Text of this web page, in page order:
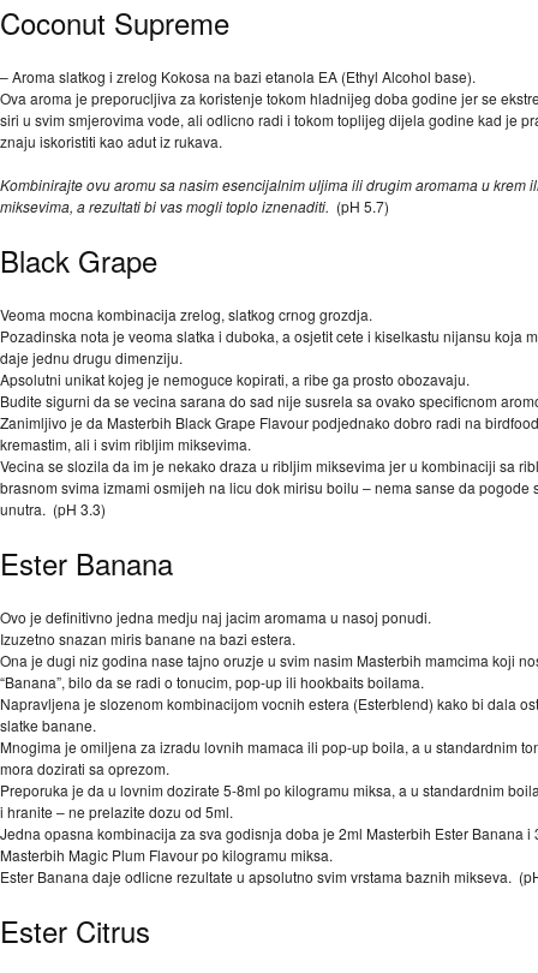
Coconut Supreme
– Aroma slatkog i zrelog Kokosa na bazi etanola EA (Ethyl Alcohol base).
Ova aroma je preporucljiva za koristenje tokom hladnijeg doba godine jer se
siri u svim smjerovima vode, ali odlicno radi i tokom toplijeg dijela godine kad je
znaju iskoristiti kao adut iz rukava.
Kombinirajte ovu aromu sa nasim esencijalnim uljima ili drugim aromama u krem
miksevima, a rezultati bi vas mogli toplo iznenaditi. (pH 5.7)
Black Grape
Veoma mocna kombinacija zrelog, slatkog crnog grozdja.
Pozadinska nota je veoma slatka i duboka, a osjetit cete i kiselkastu nijansu koja
daje jednu drugu dimenziju.
Apsolutni unikat kojeg je nemoguce kopirati, a ribe ga prosto obozavaju.
Budite sigurni da se vecina sarana do sad nije susrela sa ovako specificnom
Zanimljivo je da Masterbih Black Grape Flavour podjednako dobro radi na
kremastim, ali i svim ribljim miksevima.
Vecina se slozila da im je nekako draza u ribljim miksevima jer u kombinaciji sa
brasnom svima izmami osmijeh na licu dok mirisu boilu – nema sanse da pogode
unutra. (pH 3.3)
Ester Banana
Ovo je definitivno jedna medju naj jacim aromama u nasoj ponudi.
Izuzetno snazan miris banane na bazi estera.
Ona je dugi niz godina nase tajno oruzje u svim nasim Masterbih mamcima koji
“Banana”, bilo da se radi o tonucim, pop-up ili hookbaits boilama.
Napravljena je slozenom kombinacijom vocnih estera (Esterblend) kako bi dala
slatke banane.
Mnogima je omiljena za izradu lovnih mamaca ili pop-up boila, a u standardnim
mora dozirati sa oprezom.
Preporuka je da u lovnim dozirate 5-8ml po kilogramu miksa, a u standardnim
i hranite – ne prelazite dozu od 5ml.
Jedna opasna kombinacija za sva godisnja doba je 2ml Masterbih Ester Banana i
Masterbih Magic Plum Flavour po kilogramu miksa.
Ester Banana daje odlicne rezultate u apsolutno svim vrstama baznih mikseva.
Ester Citrus